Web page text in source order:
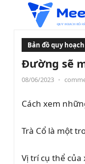
Bản đồ quy hoạch
Đường sẽ
08/06/2023 •
Cách xem
Trà Cổ là một
Vị trí cụ thể của